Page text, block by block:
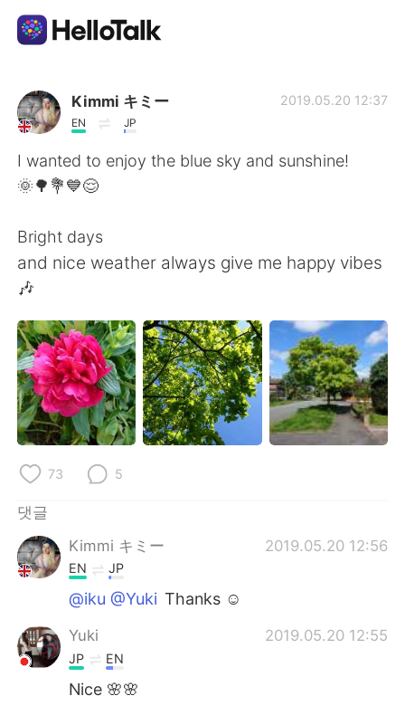
언어 교환 앱
AI Grammar Checker
한국어
English 简体中文
繁體中文 Español
العربية Français
Deutsch 日本語
Türkçe
Português
Kimmi キミー
EN JP
2019.05.20 12:37
I wanted to enjoy the blue sky and sunshine!
🌞🌳💐💙😌
Bright days
and nice weather always give me happy vibes
🎶
73 5
댓글
Kimmi キミー
2019.05.20 12:56
EN JP
@iku @Yuki Thanks ☺️
Yuki 2019.05.20 12:55
JP EN
Nice 🌸🌸